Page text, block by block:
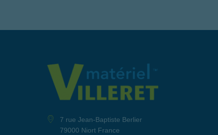
7 rue Jean-Baptiste Berlier
79000 Niort France